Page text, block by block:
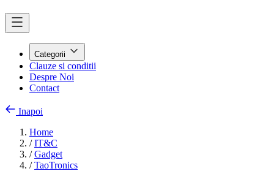
Categorii
Clauze si conditii
Despre Noi
Contact
Inapoi
Home
/ IT&C
/ Gadget
/ TaoTronics